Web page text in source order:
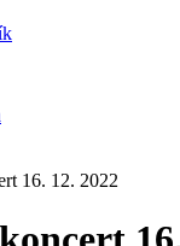
16. 12. 2022